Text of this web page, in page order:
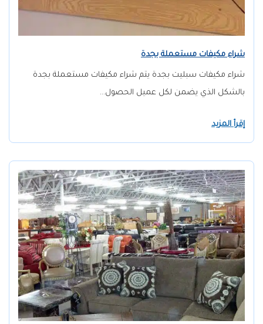
شراء مكيفات مستعملة بجدة
شراء مكيفات سبليت بجدة يتم شراء مكيفات مستعملة بجدة
بالشكل الذي يضمن لكل عميل الحصول…
إقرأ المزيد